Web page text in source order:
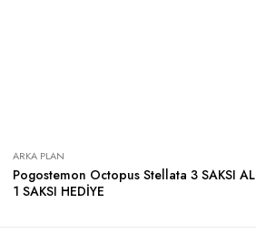
Pogostemon Octopus Stellata 3 SAKSI AL
1 SAKSI HEDİYE
ARKA PLAN